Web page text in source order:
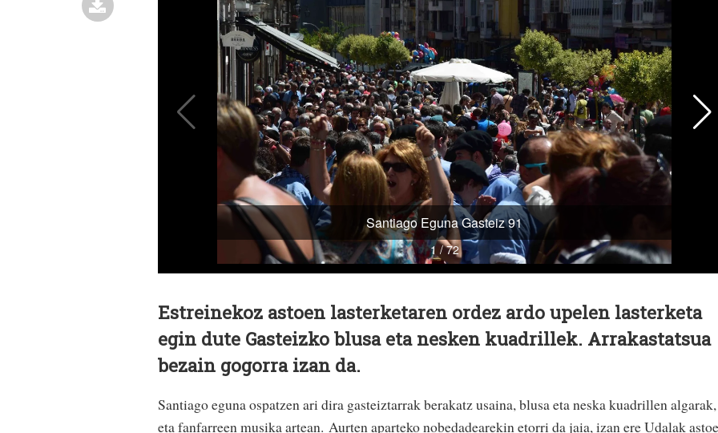
Estreinekoz astoen lasterketaren ordez ardo upelen lasterketa
egin dute Gasteizko blusa eta nesken kuadrillek. Arrakastatsua
bezain gogorra izan da.
Santiago eguna ospatzen ari dira gasteiztarrak berakatz usaina, blusa eta neska kuadrillen algarak,
eta fanfarreen musika artean. Aurten aparteko nobedadearekin etorri da jaia, izan ere Udalak